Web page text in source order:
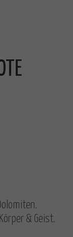
.
& Geist.